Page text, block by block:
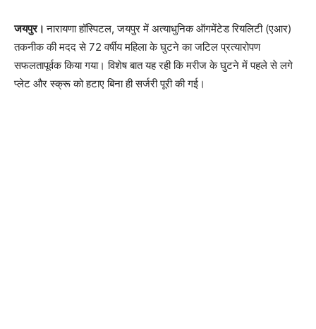
जयपुर।नारायणा हॉस्पिटल, जयपुर में अत्याधुनिक ऑगमेंटेड रियलिटी (एआर)
तकनीक की मदद से 72 वर्षीय महिला के घुटने का जटिल प्रत्यारोपण
सफलतापूर्वक किया गया। विशेष बात यह रही कि मरीज के घुटने में पहले से लगे
प्लेट और स्क्रू को हटाए बिना ही सर्जरी पूरी की गई।